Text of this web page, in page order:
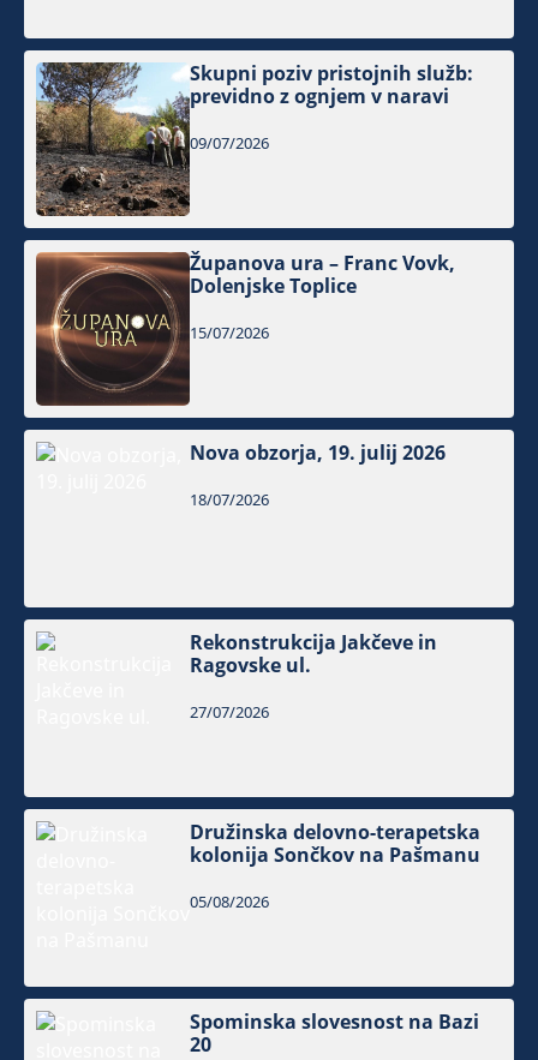
Skupni poziv pristojnih služb:
previdno z ognjem v naravi
09/07/2026
Županova ura – Franc Vovk,
Dolenjske Toplice
15/07/2026
Nova obzorja, 19. julij 2026
18/07/2026
Rekonstrukcija Jakčeve in
Ragovske ul.
27/07/2026
Družinska delovno-terapetska
kolonija Sončkov na Pašmanu
05/08/2026
Spominska slovesnost na Bazi
20